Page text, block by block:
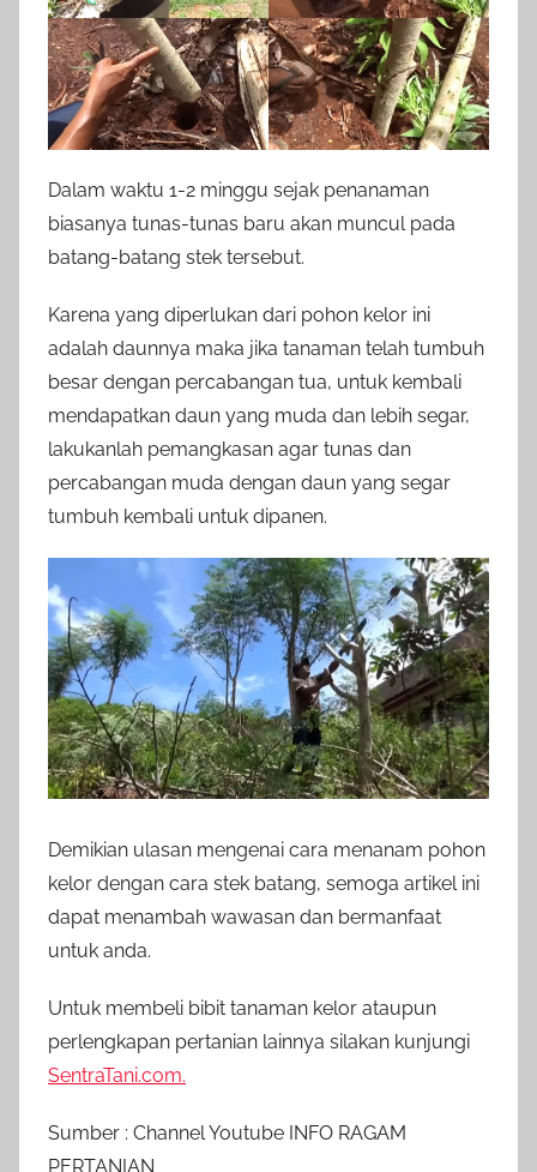
Dalam waktu 1-2 minggu sejak penanaman
biasanya tunas-tunas baru akan muncul pada
batang-batang stek tersebut.
Karena yang diperlukan dari pohon kelor ini
adalah daunnya maka jika tanaman telah tumbuh
besar dengan percabangan tua, untuk kembali
mendapatkan daun yang muda dan lebih segar,
lakukanlah pemangkasan agar tunas dan
percabangan muda dengan daun yang segar
tumbuh kembali untuk dipanen.
Demikian ulasan mengenai cara menanam pohon
kelor dengan cara stek batang, semoga artikel ini
dapat menambah wawasan dan bermanfaat
untuk anda.
Untuk membeli bibit tanaman kelor ataupun
perlengkapan pertanian lainnya silakan kunjungi
SentraTani.com.
Sumber : Channel Youtube INFO RAGAM
PERTANIAN